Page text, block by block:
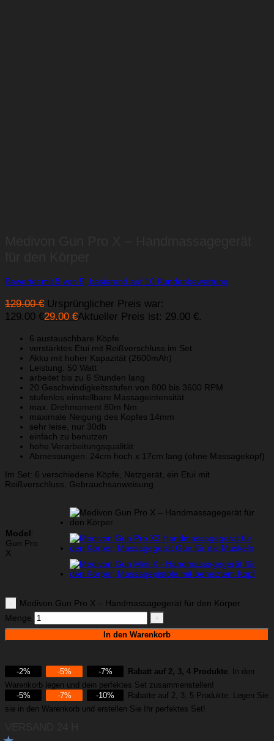
Bewertet mit 5 von 5, basierend auf 10 Kundenbewertung
129.00€ Ursprünglicher Preis war:
129.00 €29.00 €Aktueller Preis ist: 29.00 €.
6 austauschbare Köpfe
verstärktes Etui mit Reißverschluss im Set
Akku mit hoher Kapazität (2600mAh)
Leistung: 50 Watt
arbeitet bis zu 6 Stunden lang
20 Geschwindigkeitsstufen von 800 bis 3600 RPM
stufenlos einstellbare Massageintensität
max. Drehmoment 80m Nm
maximale Neigung des Kopfes 14mm
sehr leise, nur 30db
einfach zu benutzen
hohe Verarbeitungsqualität
Abmessungen: 24cm hoch x 17cm lang (ohne Massagekopf)
Im Set: 6 verschiedene Köpfe, Netzgerät, ein Etui mit
Reißverschluss, Gebrauchsanweisung.
Model:
Gun Pro
X
Medivon Gun Pro X – Handmassagegerät für den Körper
Menge
In den Warenkorb
-2% -5% -7% Rabatt auf 2, 3, 4 Produkte. In den
Warenkorb legen und dein perfektes Set zusammenstellen!
-5%
-7% -10%
Rabatte auf 2, 3, 5 Produkte. Legen Sie
sie in den Warenkorb und erstellen Sie Ihr perfektes Set!